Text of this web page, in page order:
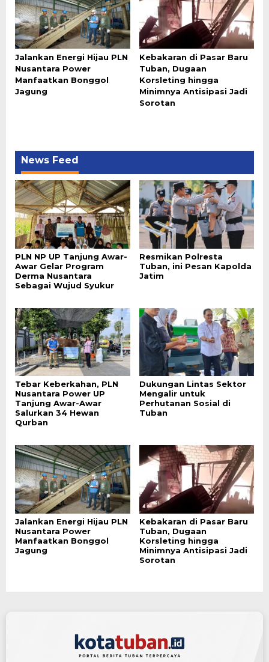
Jalankan Energi Hijau PLN
Nusantara Power
Manfaatkan Bonggol
Jagung
Kebakaran di Pasar Baru
Tuban, Dugaan
Korsleting hingga
Minimnya Antisipasi Jadi
Sorotan
News Feed
PLN NP UP Tanjung Awar-
Awar Gelar Program
Derma Nusantara
Sebagai Wujud Syukur
Resmikan Polresta
Tuban, ini Pesan Kapolda
Jatim
Tebar Keberkahan, PLN
Nusantara Power UP
Tanjung Awar-Awar
Salurkan 34 Hewan
Qurban
Dukungan Lintas Sektor
Mengalir untuk
Perhutanan Sosial di
Tuban
Jalankan Energi Hijau PLN
Nusantara Power
Manfaatkan Bonggol
Jagung
Kebakaran di Pasar Baru
Tuban, Dugaan
Korsleting hingga
Minimnya Antisipasi Jadi
Sorotan